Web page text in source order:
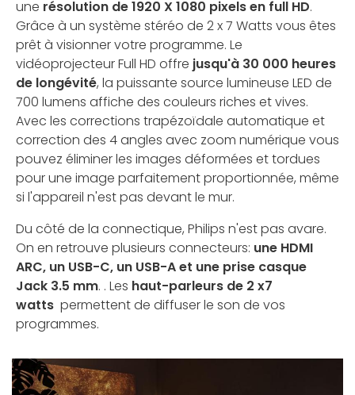
une résolution de 1920 X 1080 pixels en full HD.
Grâce à un système stéréo de 2 x 7 Watts vous êtes
prêt à visionner votre programme. Le
vidéoprojecteur Full HD offre jusqu'à 30 000 heures
de longévité, la puissante source lumineuse LED de
700 lumens affiche des couleurs riches et vives.
Avec les corrections trapézoïdale automatique et
correction des 4 angles avec zoom numérique vous
pouvez éliminer les images déformées et tordues
pour une image parfaitement proportionnée, même
si l'appareil n'est pas devant le mur.
Du côté de la connectique, Philips n'est pas avare.
On en retrouve plusieurs connecteurs: une HDMI
ARC, un USB-C, un USB-A et une prise casque
Jack 3.5 mm. . Les haut-parleurs de 2 x7
watts permettent de diffuser le son de vos
programmes.